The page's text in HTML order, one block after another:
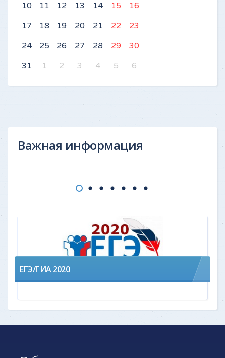
10
11 12 13 14 15
16
17
18 19 20 21 22
23
24
25 26 27 28 29
30
31
1 2 3 4 5 6
Важная информация
ЕГЭ/ГИА 2020